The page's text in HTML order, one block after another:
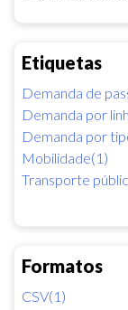
Etiquetas
Demanda de
Demanda por
Demanda por
Mobilidade(1)
Transporte
Formatos
CSV(1)